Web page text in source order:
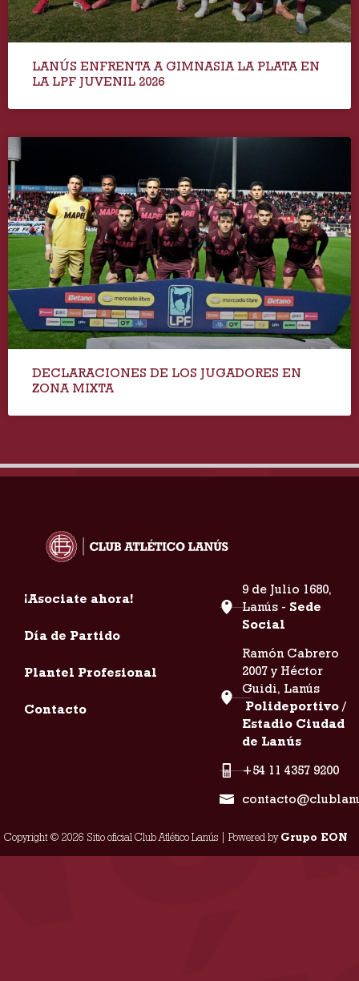
LANÚS ENFRENTA A GIMNASIA LA PLATA EN
LA LPF JUVENIL 2026
DECLARACIONES DE LOS JUGADORES EN
ZONA MIXTA
¡Asociate ahora!
Día de Partido
Plantel Profesional
Contacto
9 de Julio 1680,
Lanús - Sede
Social
Ramón Cabrero
2007 y Héctor
Guidi, Lanús
Polideportivo /
Estadio Ciudad
de Lanús
+54 11 4357 9200
Copyright © 2026 Sitio oficial Club Atlético Lanús | Powered byGrupo EON